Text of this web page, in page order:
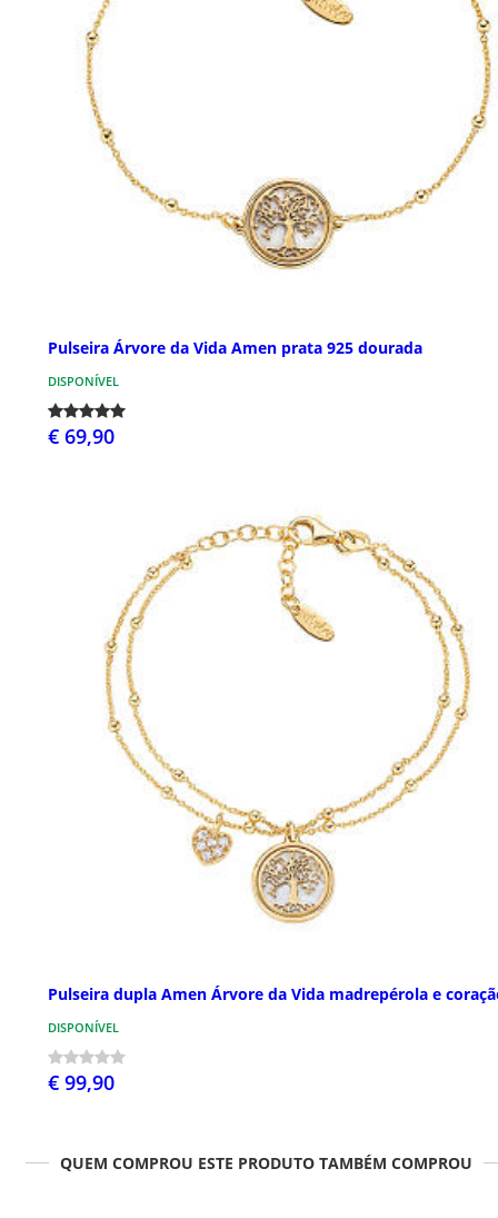
Pulseira Árvore da Vida Amen prata 925 dourada
DISPONÍVEL
€ 69,90
Pulseira dupla Amen Árvore da Vida madrepérola e
DISPONÍVEL
€ 99,90
QUEM COMPROU ESTE PRODUTO TAMBÉM COMPROU